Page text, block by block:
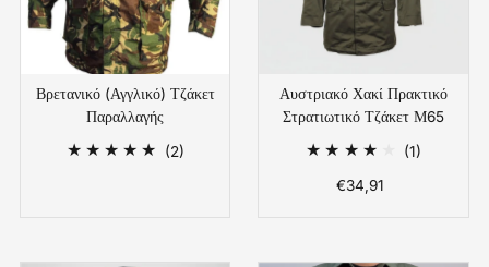
Βρετανικό (Αγγλικό) Τζάκετ
Παραλλαγής
(2)2
Αυστριακό Χακί Πρακτικό
Στρατιωτικό Τζάκετ Μ65
(1)
Κανονική
€34,91